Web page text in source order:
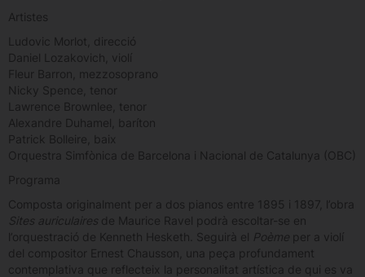
Artistes
Ludovic Morlot, direcció
Daniel Lozakovich, violí
Fleur Barron, mezzosoprano
Nicky Spence, tenor
Lawrence Brownlee, tenor
Alexandre Duhamel, baríton
Patrick Bolleire, baix
Orquestra Simfònica de Barcelona i Nacional de Catalunya (OBC)
Programa
Composta originalment per a dos pianos entre 1895 i 1897, l’obra
Sites auriculaires de Maurice Ravel podrà escoltar-se en
l’orquestració de Kenneth Hesketh. Seguirà el Poème per a violí
del compositor Ernest Chausson, una peça profundament
contemplativa que reflecteix la personalitat artística de qui es va